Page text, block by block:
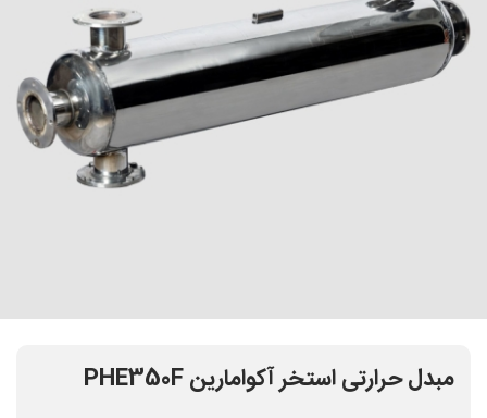
مبدل حرارتی استخر آکوامارین PHE350F